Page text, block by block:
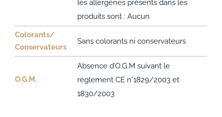
les allergènes présents dans les
produits sont : Aucun
Colorants/
Conservateurs
Sans colorants ni conservateurs
O.G.M.
Absence d’O.G.M suivant le
règlement CE n°1829/2003 et
1830/2003